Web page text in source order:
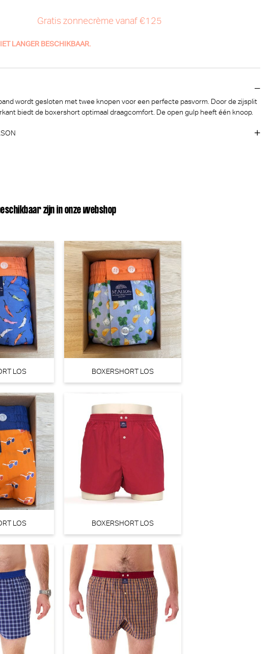
Blue)
PrimaDonna Monterrey Beugel BH (Vintage Pink)
€ 94,90 66,43
Gratis zonnecrème vanaf €125
LANGER BESCHIKBAAR.
wordt gesloten met twee knopen voor een perfecte pasvorm. Door de zijsplit
biedt de boxershort optimaal draagcomfort. De open gulp heeft één knoop.
zijn in onze webshop
LOS BOXERSHORT LOS
LOS BOXERSHORT LOS